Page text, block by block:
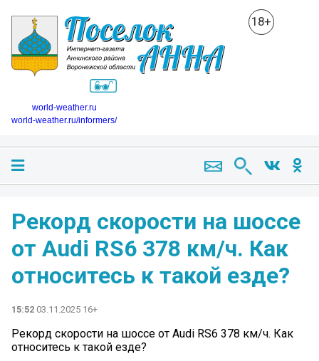
18+
world-weather.ru
world-weather.ru/informers/
Рекорд скорости на шоссе
от Audi RS6 378 км/ч. Как
относитесь к такой езде?
15:52 03.11.2025 16+
Рекорд скорости на шоссе от Audi RS6 378 км/ч. Как
относитесь к такой езде?